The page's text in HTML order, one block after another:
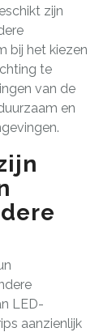
zijn
bij het kiezen
te
van de
en
LED-
aanzienlijk